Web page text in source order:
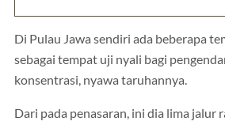
Di Pulau Jawa sendiri ada beberapa
sebagai tempat uji nyali bagi
konsentrasi, nyawa taruhannya.
Dari pada penasaran, ini dia lima jalur